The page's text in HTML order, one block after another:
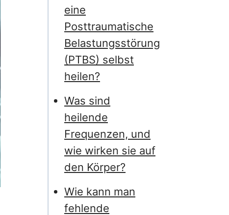
eine
Posttraumatische
Belastungsstörung
(PTBS) selbst
heilen?
Was sind
heilende
Frequenzen, und
wie wirken sie auf
den Körper?
Wie kann man
fehlende